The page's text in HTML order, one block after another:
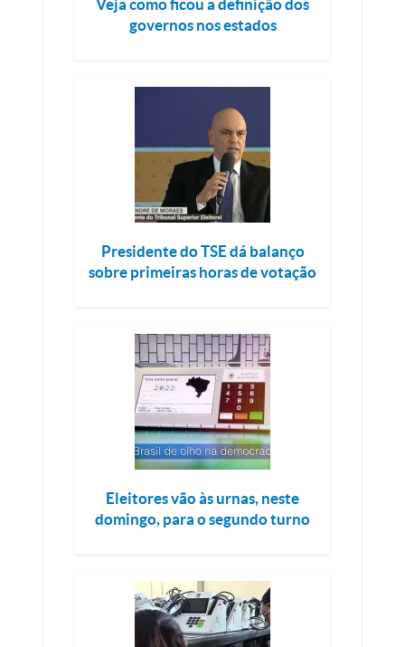
Veja como ficou a definição dos
governos nos estados
Presidente do TSE dá balanço
sobre primeiras horas de votação
Eleitores vão às urnas, neste
domingo, para o segundo turno